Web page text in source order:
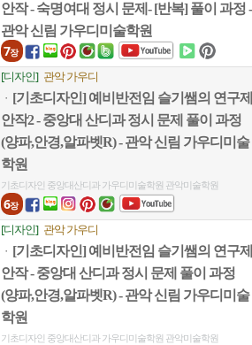
안작 - 숙명여대 정시 문제- [반복] 풀이 과정 -
관악 신림 가우디미술학원
7장
[디자인] 관악 가우디
ㆍ [기초디자인] 예비반전임 슬기쌤의 연구제
안작2 - 중앙대 산디과 정시 문제 풀이 과정
(양파,안경,알파벳R) - 관악 신림 가우디미술
학원
기초디자인 중앙대산디과가우디미술학원 관악미술학원
6장
[디자인] 관악 가우디
ㆍ [기초디자인] 예비반전임 슬기쌤의 연구제
안작 - 중앙대 산디과 정시 문제 풀이 과정
(양파,안경,알파벳R) - 관악 신림 가우디미술
학원
기초디자인 중앙대산디과가우디미술학원 관악미술학원